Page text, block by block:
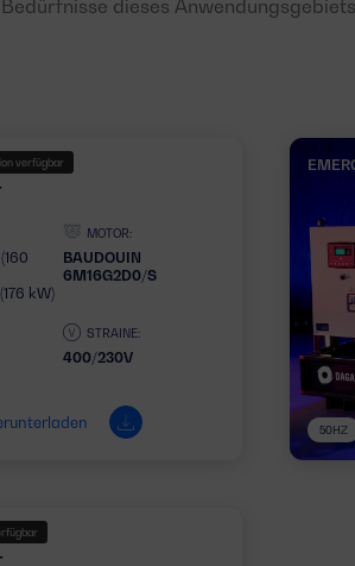
Bedürfnisse dieses
verfügbar
kW)
MOTOR:
BAUDOUIN
6M16G2D0/S
STRAINE:
400/230V
50HZ